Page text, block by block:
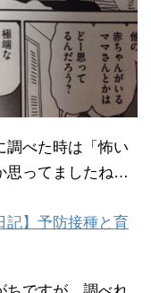
調べた時は「怖い
思ってましたね…
記】予防接種と育